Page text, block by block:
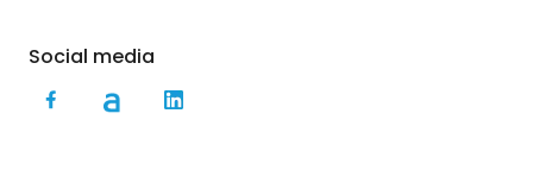
Social media